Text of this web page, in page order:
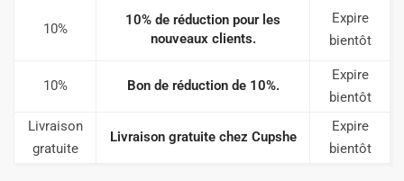
10%
10% de réduction pour les
nouveaux clients.
Expire
bientôt
10% Bon de réduction de 10%.
Expire
bientôt
Livraison
gratuite
Livraison gratuite chez Cupshe
Expire
bientôt